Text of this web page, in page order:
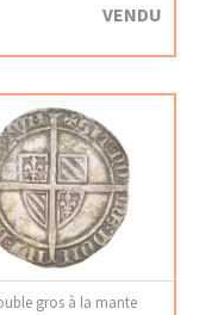
VENDU
gros à la mante